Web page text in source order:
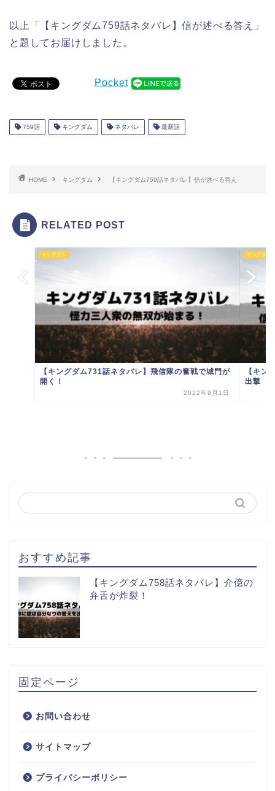
以上「【キングダム759話ネタバレ】信が述べる答え」
と題してお届けしました。
Pocket
759話 キングダム ネタバレ 最新話
HOME キングダム 【キングダム759話ネタバレ】信が述べる答え
RELATED POST
キングダム
【キングダム731話ネタバレ】飛信隊の奮戦で城門が
開く！
2022年9月1日
キングダム
【キン
出撃
おすすめ記事
【キングダム758話ネタバレ】介億の
弁舌が炸裂！
固定ページ
お問い合わせ
サイトマップ
プライバシーポリシー